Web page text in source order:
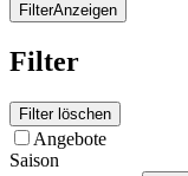
FilterAnzeigen
Filter
Filter löschen
Angebote
Saison